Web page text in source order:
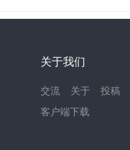
关于我们
交流 关于
投稿
客户端下载